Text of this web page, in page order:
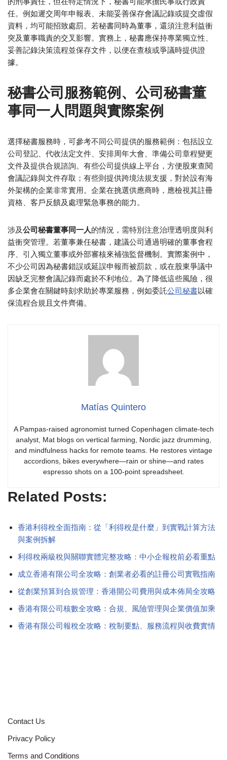
任。例如遲交周年申報表、未能妥善保存會議記錄或提交虛假
資料，均可能招致處罰。若秘書同時為董事，還須注意利益衝
突及董事職責的交叉影響。實務上，秘書應保持專業獨立性、
妥善記錄決策流程並保存文件，以便在查核或爭議時提供證
據。
秘書公司服務範例、公司秘書董
事同一人問題與實際案例
選擇秘書服務時，可參考不同公司提供的服務範例：包括設立
公司登記、代收法定文件、安排周年大會、準備公司章程變更
文件及提供合規諮詢。有些公司提供線上平台，方便股東查閱
會議記錄與文件存取；有些則提供跨境法規支援，對於設有海
外架構的企業非常實用。企業在挑選供應商時，應檢視其註冊
資格、客戶反饋及處理緊急事務的能力。
涉及公司秘書董事同一人的情況，需特別注意治理透明度與利
益衝突管理。若董事兼任秘書，建議公司通過明確的董事會程
序、引入獨立董事或外部審核來補強監督機制。實際案例中，
不少公司因為秘書錯誤或延誤申報而被罰款，或在股東爭議中
因缺乏完整會議記錄而處於不利地位。為了降低這些風險，很
多企業會在關鍵時刻求助於專業服務，例如委託公司秘書以確
保流程合規且文件齊備。
Matías Quintero
A Pampas-raised agronomist turned Copenhagen climate-tech
analyst, Mat blogs on vertical farming, Nordic jazz drumming,
and mindfulness hacks for remote teams. He restores vintage
accordions, bikes everywhere—rain or shine—and rates
espresso shots on a 100-point spreadsheet.
Related Posts:
香港利得稅全面指南：從「利得稅是什麼」到實戰計算方法
與案例拆解
利得稅兩級稅與關聯實體完整攻略：中小企報稅前必看重點
成立香港有限公司全攻略：創業者必看的註冊公司實戰指南
從創業預算到合規管理：香港開公司費用與成本佈局全攻略
香港有限公司核數全攻略：合規、風險管理與企業價值加乘
香港有限公司報稅全攻略：稅制要點、服務流程與收費實情
Contact Us
Privacy Policy
Terms and Conditions